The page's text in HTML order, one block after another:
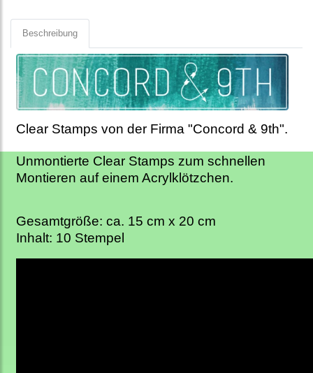
Beschreibung
Clear Stamps von der Firma "Concord & 9th".
Unmontierte Clear Stamps zum schnellen
Montieren auf einem Acrylklötzchen.
Gesamtgröße: ca. 15 cm x 20 cm
Inhalt: 10 Stempel